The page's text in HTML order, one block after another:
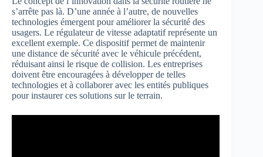
s’arrête pas là. D’une année à l’autre, de nouvelles
technologies émergent pour améliorer la sécurité des
usagers. Le régulateur de vitesse adaptatif représente un
excellent exemple. Ce dispositif permet de maintenir
une distance de sécurité avec le véhicule précédent,
réduisant ainsi le risque de collision. Les entreprises
doivent être encouragées à développer de telles
technologies et à collaborer avec les entités publiques
pour instaurer ces solutions sur le terrain.